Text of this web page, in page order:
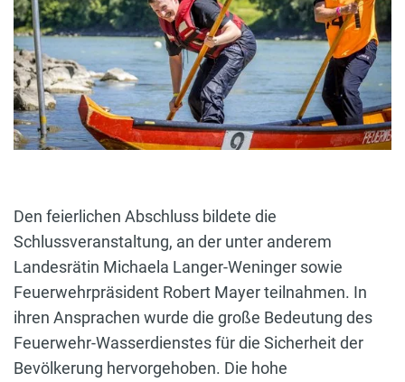
Den feierlichen Abschluss bildete die
Schlussveranstaltung, an der unter anderem
Landesrätin Michaela Langer-Weninger sowie
Feuerwehrpräsident Robert Mayer teilnahmen. In
ihren Ansprachen wurde die große Bedeutung des
Feuerwehr-Wasserdienstes für die Sicherheit der
Bevölkerung hervorgehoben. Die hohe